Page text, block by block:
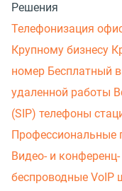
Решения
Телефонизация
Крупному бизнесу
номер Бесплатный
удаленной работы
(SIP) телефоны
Профессиональные
Видео- и
беспроводные VoIP